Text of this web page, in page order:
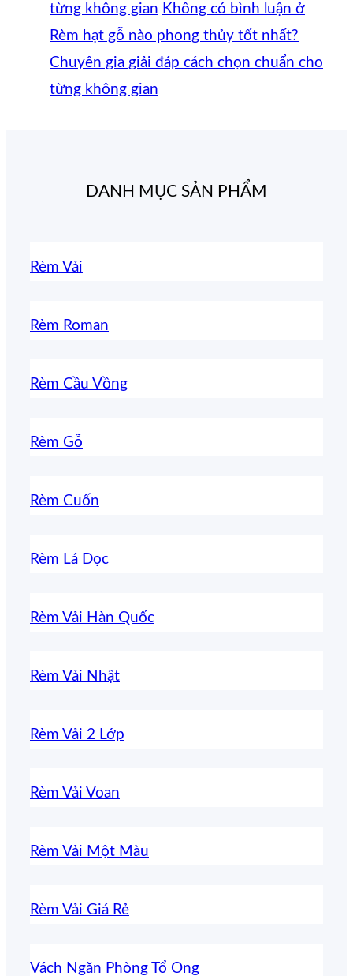
từng không gian Không có bình luận ở
Rèm hạt gỗ nào phong thủy tốt nhất?
Chuyên gia giải đáp cách chọn chuẩn cho
từng không gian
DANH MỤC SẢN PHẨM
Rèm Vải
Rèm Roman
Rèm Cầu Vồng
Rèm Gỗ
Rèm Cuốn
Rèm Lá Dọc
Rèm Vải Hàn Quốc
Rèm Vải Nhật
Rèm Vải 2 Lớp
Rèm Vải Voan
Rèm Vải Một Màu
Rèm Vải Giá Rẻ
Vách Ngăn Phòng Tổ Ong